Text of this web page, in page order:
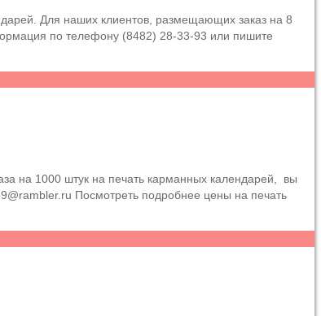
Для наших клиентов, размещающих заказ на 8
по телефону (8482) 28-33-93 или пишите
на 1000 штук на печать карманных календарей, вы
Посмотреть подробнее цены на печать